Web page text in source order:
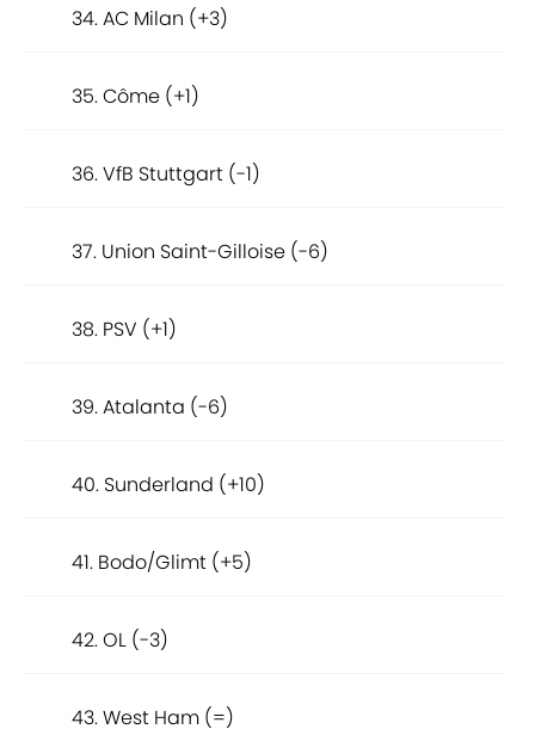
34. AC Milan (+3)
35. Côme (+1)
36. VfB Stuttgart (-1)
37. Union Saint-Gilloise (-6)
38. PSV (+1)
39. Atalanta (-6)
40. Sunderland (+10)
41. Bodo/Glimt (+5)
42. OL (-3)
43. West Ham (=)